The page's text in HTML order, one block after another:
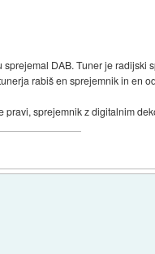
DAB. Tuner je
rabiš en sprejemnik in en
sprejemnik z digitalnim